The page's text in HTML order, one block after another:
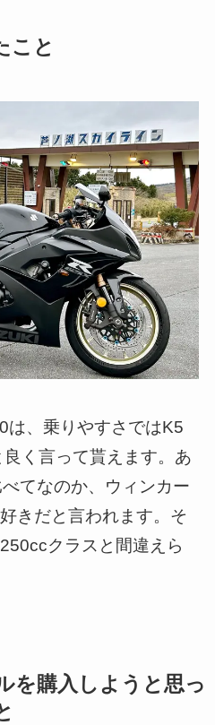
こと
は、乗りやすさではK5
く言って貰えます。あ
てなのか、ウィンカー
きだと言われます。そ
クラスと間違えら
を購入しようと思っ